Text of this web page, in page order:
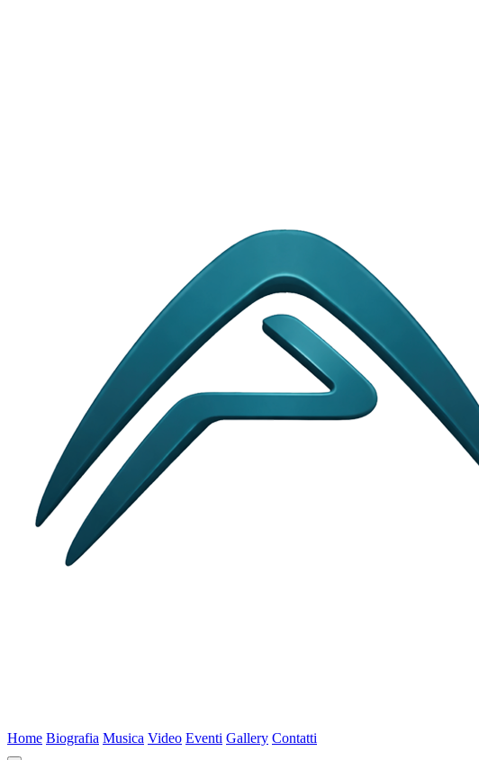
Home Biografia Musica Video Eventi Gallery Contatti